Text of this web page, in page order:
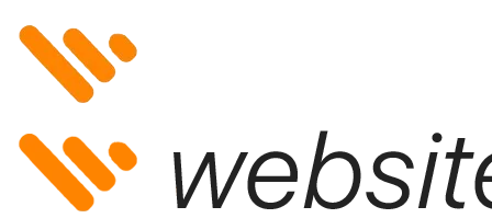
στο
περιεχόμενο